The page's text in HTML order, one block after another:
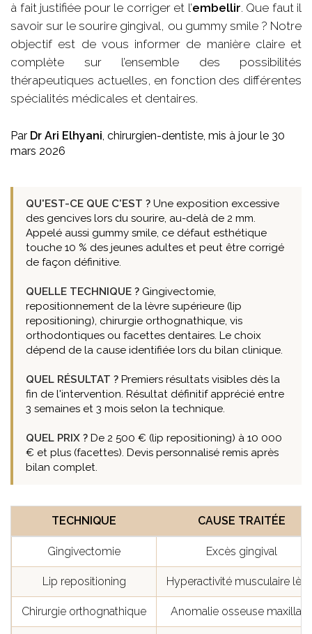
à fait justifiée pour le corriger et l’embellir. Que faut il
savoir sur le sourire gingival, ou gummy smile ? Notre
objectif est de vous informer de manière claire et
complète sur l’ensemble des possibilités
thérapeutiques actuelles, en fonction des différentes
spécialités médicales et dentaires.
Par Dr Ari Elhyani, chirurgien-dentiste, mis à jour le 30
mars 2026
QU'EST-CE QUE C'EST ? Une exposition excessive
des gencives lors du sourire, au-delà de 2 mm.
Appelé aussi gummy smile, ce défaut esthétique
touche 10 % des jeunes adultes et peut être corrigé
de façon définitive.
QUELLE TECHNIQUE ? Gingivectomie,
repositionnement de la lèvre supérieure (lip
repositioning), chirurgie orthognathique, vis
orthodontiques ou facettes dentaires. Le choix
dépend de la cause identifiée lors du bilan clinique.
QUEL RÉSULTAT ? Premiers résultats visibles dès la
fin de l'intervention. Résultat définitif apprécié entre
3 semaines et 3 mois selon la technique.
QUEL PRIX ? De 2 500 € (lip repositioning) à 10 000
€ et plus (facettes). Devis personnalisé remis après
bilan complet.
TECHNIQUE CAUSE TRAITÉE
Gingivectomie Excès gingival
Lip repositioning Hyperactivité musculaire
Chirurgie orthognathique Anomalie osseuse